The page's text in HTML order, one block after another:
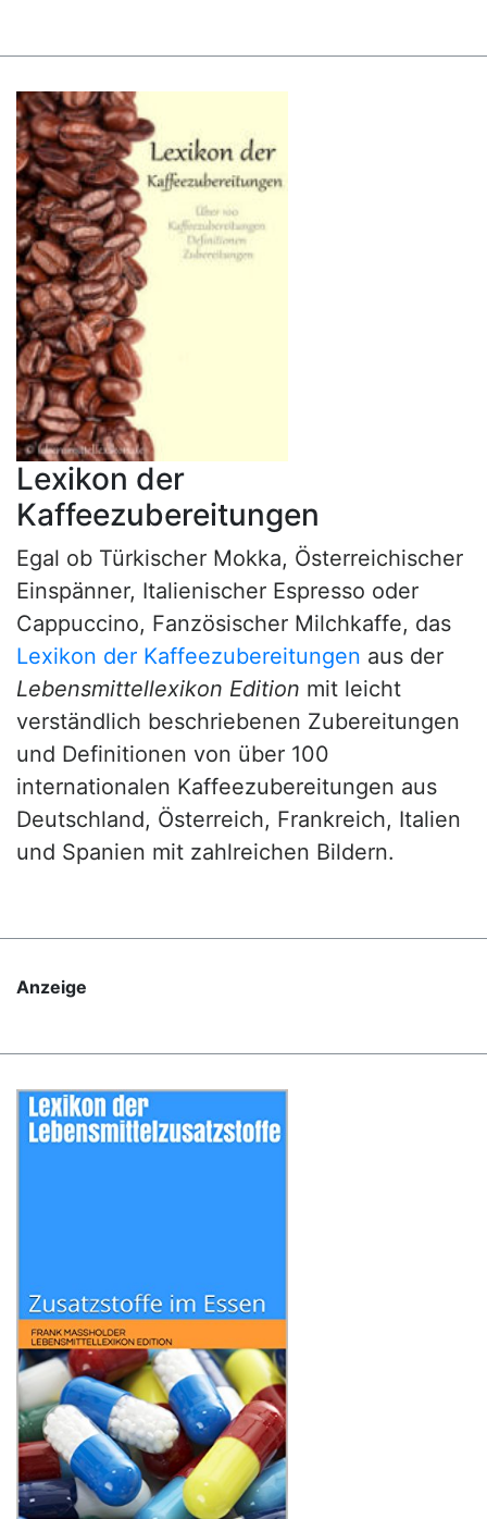
Lexikon der
Kaffeezubereitungen
Egal ob Türkischer Mokka, Österreichischer
Einspänner, Italienischer Espresso oder
Cappuccino, Fanzösischer Milchkaffe, das
Lexikon der Kaffeezubereitungen aus der
Lebensmittellexikon Edition mit leicht
verständlich beschriebenen Zubereitungen
und Definitionen von über 100
internationalen Kaffeezubereitungen aus
Deutschland, Österreich, Frankreich, Italien
und Spanien mit zahlreichen Bildern.
Anzeige